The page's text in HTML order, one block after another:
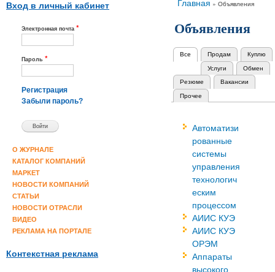
Вход в личный кабинет
Электронная почта *
Пароль *
Регистрация
Забыли пароль?
О ЖУРНАЛЕ
КАТАЛОГ КОМПАНИЙ
МАРКЕТ
НОВОСТИ КОМПАНИЙ
СТАТЬИ
НОВОСТИ ОТРАСЛИ
ВИДЕО
РЕКЛАМА НА ПОРТАЛЕ
Контекстная реклама
Вы здесь
Главная » Объявления
Объявления
Главные вкладки
Все (активная вкладка)
Продам
Куплю
Услуги
Обмен
Резюме
Вакансии
Прочее
Автоматизи
рованные
системы
управления
технологич
еским
процессом
АИИС КУЭ
АИИС КУЭ
ОРЭМ
Аппараты
высокого